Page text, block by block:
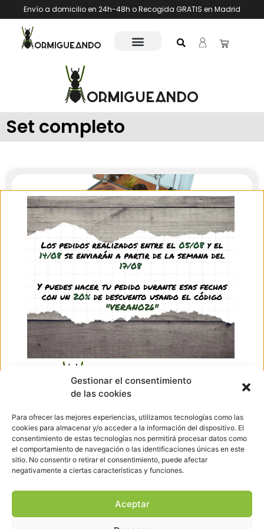
Gestionar el consentimiento
de las cookies
Para ofrecer las mejores experiencias, utilizamos tecnologías como las
cookies para almacenar y/o acceder a la información del dispositivo. El
consentimiento de estas tecnologías nos permitirá procesar datos como
el comportamiento de navegación o las identificaciones únicas en este
sitio. No consentir o retirar el consentimiento, puede afectar
negativamente a ciertas características y funciones.
Aceptar
Envío a domicilio en 24h-48h o Recogida GRATIS en Madrid
Set completo
Hormiguero Natur-Rock
44,95
See product
Ir arriba
Hormigueando © Copyright 2023. Diseño web realizado por
656 582 507
info@hormigueando.com
Tres Cantos (Madrid)
Envíos y Devoluciones
Política de privacidad